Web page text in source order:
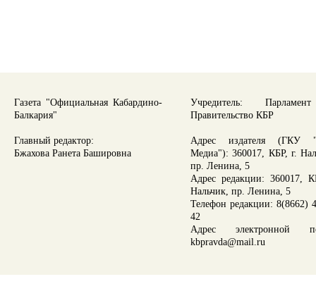
Газета "Официальная Кабардино-
Балкария"
Главный редактор:
Бжахова Ранета Башировна
Учредитель:
Правительство КБР
Адрес издателя (ГКУ
Медиа"): 360017, КБР, г.
пр. Ленина, 5
Адрес редакции: 360017,
Нальчик, пр. Ленина, 5
Телефон редакции: 8(8662)
42
Адрес электронной
kbpravda@mail.ru